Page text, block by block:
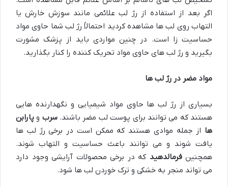
اگر بعد از استفاده از رژ لب علائمی مانند سوزش خارش یا
التهاب روی لب ها مشاهده کردید احتمالاً رژ لب شما حاوی مواد
حساسیت زا است. در چنین مواردی باید از پزشک مشورت
بگیرید و رژ لب های حاوی مواد تحریک کننده را کنار بگذارید.
مواد مضر در رژ لب ها
بسیاری از رژ لب ها حاوی مواد شیمیایی و نگهدارنده هایی
هستند که می توانند برای پوست لب مضر باشند.سرب و پارابن
ها از جمله موادی هستند که ممکن است در برخی رژ لب ها
یافت شوند و می توانند باعث حساسیت و التهاب شوند.
همچنینفرمالدهید که در برخی محصولات آرایشی وجود دارد
می تواند منجر به خشکی و ترک خوردن لب ها شود.